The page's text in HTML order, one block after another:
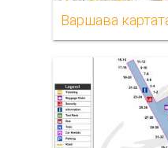
Варшава